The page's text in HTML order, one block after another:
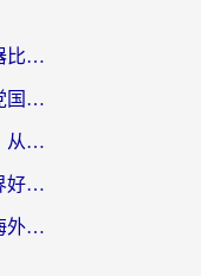
英国玩双生视界用什么加速器比较好？海外党亲测有效的国服游戏加速方案
泰国怎么玩傲世西游？海外党国服游戏加速终极攻略（附光明大陆量子特攻实测）
国外光明大陆加速器怎么选？从卡顿到丝滑的终极指南（含德国玩走开外星人墨西哥玩俄罗斯方块技巧）
在国外什么加速器玩双生视界好用？海外党亲测不踩坑的终极指南
在国外可以打炫舞时代吗？海外玩家国服游戏加速全攻略（附实测推荐）